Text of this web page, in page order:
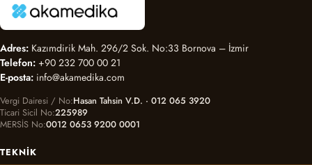
Adres: Kazımdirik Mah. 296/2 Sok. No:33 Bornova – İzmir
Telefon: +90 232 700 00 21
E-posta: info@akamedika.com
Vergi Dairesi / No Hasan Tahsin V.D. · 012 065 3920
Ticari Sicil No 225989
MERSİS No 0012 0653 9200 0001
TEKNIK